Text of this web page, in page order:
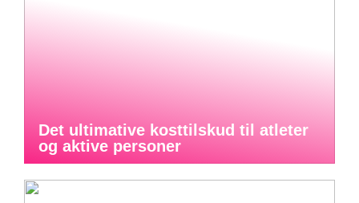
Det ultimative kosttilskud til atleter
og aktive personer